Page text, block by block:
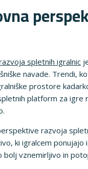
spletnih igralnic
navade. Trendi,
prostore
platform za igre
razvoja
ki igralcem
vznemirljivo in